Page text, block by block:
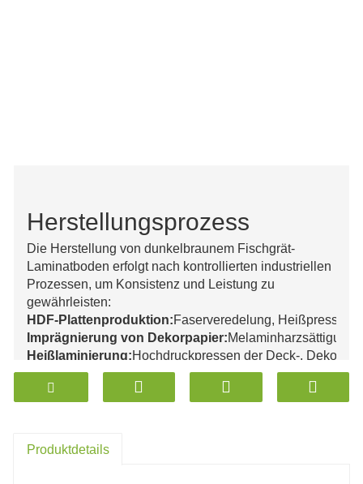
Herstellungsprozess
Die Herstellung von dunkelbraunem Fischgrät-
Laminatboden erfolgt nach kontrollierten industriellen
Prozessen, um Konsistenz und Leistung zu
gewährleisten:
HDF-Plattenproduktion:Faserveredelung,
Imprägnierung von Dekorpapier:Melaminharzsättigung
Heißlaminierung:Hochdruckpressen der Deck-, Dekor-
Kühlung und Stabilisierung:
CNC-Profilierung:Präzisionsschnitt für
Qualitätsprüfung:
Produktdetails